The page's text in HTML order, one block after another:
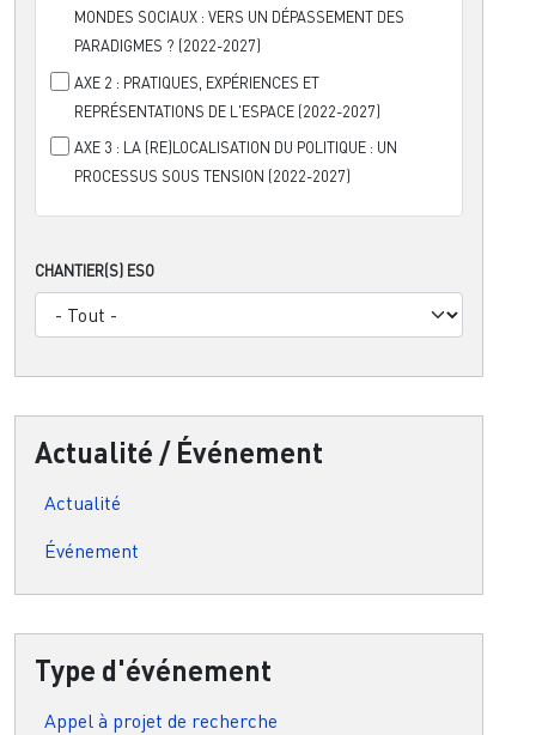
MONDES SOCIAUX : VERS UN DÉPASSEMENT DES
PARADIGMES ? (2022-2027)
AXE 2 : PRATIQUES, EXPÉRIENCES ET
REPRÉSENTATIONS DE L'ESPACE (2022-2027)
AXE 3 : LA (RE)LOCALISATION DU POLITIQUE : UN
PROCESSUS SOUS TENSION (2022-2027)
CHANTIER(S) ESO
Actualité / Événement
Actualité
Événement
Type d'événement
Appel à projet de recherche